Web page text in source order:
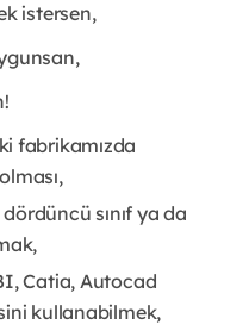
istersen,
fabrikamızda
sınıf ya da
Catia, Autocad
kullanabilmek,